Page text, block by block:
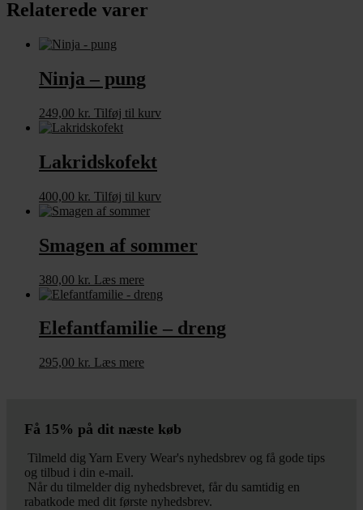
Relaterede varer
Ninja – pung
249,00 kr. Tilføj til kurv
Lakridskofekt
400,00 kr. Tilføj til kurv
Smagen af sommer
380,00 kr. Læs mere
Elefantfamilie – dreng
295,00 kr. Læs mere
Få 15% på dit næste køb
Tilmeld dig Yarn Every Wear's nyhedsbrev og få gode tips
og tilbud i din e-mail.
Når du tilmelder dig nyhedsbrevet, får du samtidig en
rabatkode med dit første nyhedsbrev.